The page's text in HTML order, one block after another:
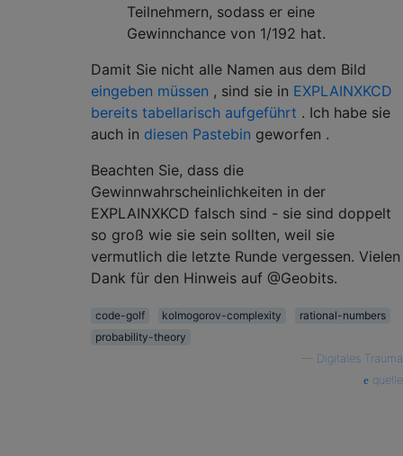
Teilnehmern, sodass er eine
Gewinnchance von 1/192 hat.
Damit Sie nicht alle Namen aus dem Bild
eingeben müssen , sind sie in EXPLAINXKCD
bereits tabellarisch aufgeführt . Ich habe sie
auch in diesen Pastebin geworfen .
Beachten Sie, dass die
Gewinnwahrscheinlichkeiten in der
EXPLAINXKCD falsch sind - sie sind doppelt
so groß wie sie sein sollten, weil sie
vermutlich die letzte Runde vergessen. Vielen
Dank für den Hinweis auf @Geobits.
code-golf kolmogorov-complexity
rational-numbers
probability-theory
Digitales Trauma
quelle